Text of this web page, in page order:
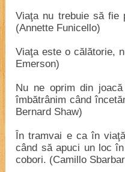
Viaţa nu trebuie să fie
(Annette Funicello)
Viaţa este o călătorie,
Emerson)
Nu ne oprim din
îmbătrânim când
Bernard Shaw)
În tramvai e ca în
când să apuci un loc
cobori. (Camillo